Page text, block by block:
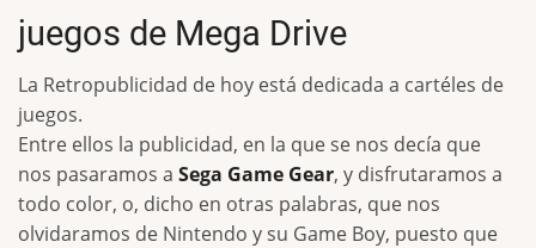
juegos de Mega Drive
La Retropublicidad de hoy está dedicada a cartéles de
juegos.
Entre ellos la publicidad, en la que se nos decía que
nos pasaramos a Sega Game Gear, y disfrutaramos a
todo color, o, dicho en otras palabras, que nos
olvidaramos de Nintendo y su Game Boy, puesto que